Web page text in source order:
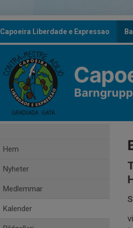
Capoeira Liberdade e Expressao
Barngrupp
Hem
Nyheter
Medlemmar
Kalender